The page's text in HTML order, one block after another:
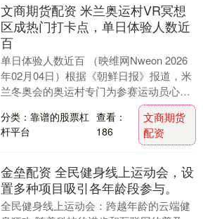
文商期货配资 米兰奥运村VR冥想
区成热门打卡点，单日体验人数近
百
单日体验人数近百 （映维网Nweon 2026
年02月04日）根据《朝鲜日报》报道，米
兰冬奥会的奥运村专门为参赛运动员心理
健康设立了一个心灵驿站，而这里的VR
冥....
分类：靠谱的股票杠
杆平台
查看：
186
文商期货
配资
金垒配资 全民健身线上运动会，设
置多种项目吸引各年龄段参与。
全民健身线上运动会：跨越年龄的云端健